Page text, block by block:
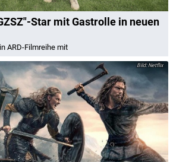
Star mit Gastrolle in neuen
ARD-Filmreihe mit
Netflix